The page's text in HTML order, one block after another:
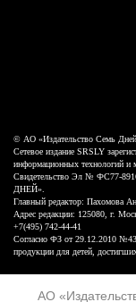
АО
© АО «Издательство Семь
Сетевое издание SRSLY
информационных технологий и
Свидетельство Эл № ФС77-
ДНЕЙ».
Главный редактор: Пахомова
Адрес редакции: 125080, г.
+7(495) 742-44-41
Согласно ФЗ от 29.12.2010
продукции для детей,